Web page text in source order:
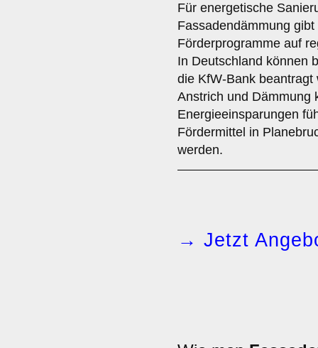
Für energetische
Fassadendämmung
Förderprogramme auf
In Deutschland können
die KfW-Bank
Anstrich und Dämmung
Energieeinsparungen
Fördermittel in
werden.
→ Jetzt